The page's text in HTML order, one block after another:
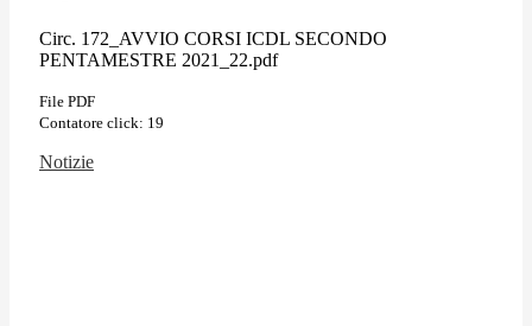
Circ. 172_AVVIO CORSI ICDL SECONDO
PENTAMESTRE 2021_22.pdf
File PDF
Contatore click: 19
Notizie